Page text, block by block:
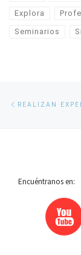
Explora
Seminarios
de
Encuéntranos en: